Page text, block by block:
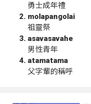
勇士成年禮
molapangolai
祖靈祭
asavasavahe
男性青年
atamatama
父字輩的稱呼